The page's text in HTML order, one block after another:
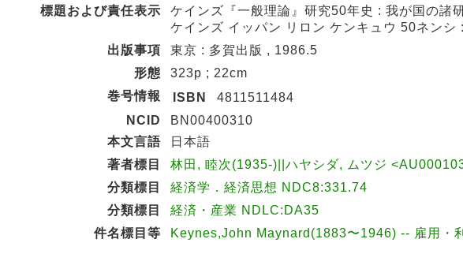
標題および責任表示
ケインズ『一般理論』研究50年史 : 我が国の諸
ケインズ イッパン リロン ケンキュウ 50ネン
出版事項
東京 : 多賀出版 , 1986.5
形態
323p ; 22cm
巻号情報
ISBN
4811511484
NCID
BN00400310
本文言語
日本語
著者標目
林田, 睦次(1935-)||ハヤシダ, ムツジ
分類標目
経済学．経済思想 NDC8:331.74
分類標目
経済・産業 NDLC:DA35
件名標目等
Keynes,John Maynard(1883〜1946) -- 雇用・